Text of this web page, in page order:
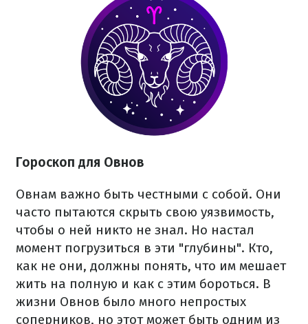
Гороскоп для Овнов
Овнам важно быть честными с собой. Они
часто пытаются скрыть свою уязвимость,
чтобы о ней никто не знал. Но настал
момент погрузиться в эти "глубины". Кто,
как не они, должны понять, что им мешает
жить на полную и как с этим бороться. В
жизни Овнов было много непростых
соперников, но этот может быть одним из